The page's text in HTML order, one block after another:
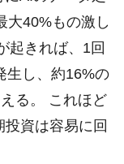
大40%もの激し
起きれば、1回
生し、約16%の
る。 これほど
資は容易に回